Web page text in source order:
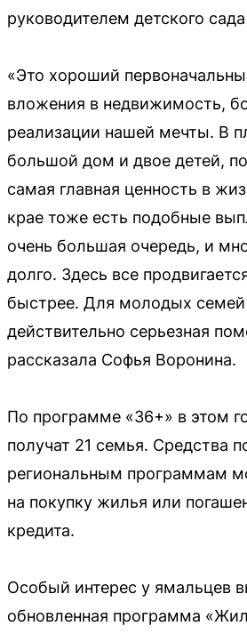
руководителем детского
«Это хороший
вложения в недвижимость,
реализации нашей мечты. В
большой дом и двое детей,
самая главная ценность в
крае тоже есть подобные
очень большая очередь, и
долго. Здесь все
быстрее. Для молодых семей
действительно серьезная
рассказала Софья Воронина.
По программе «36+» в этом
получат 21 семья. Средства
региональным программам
на покупку жилья или
кредита.
Особый интерес у ямальцев
обновленная программа